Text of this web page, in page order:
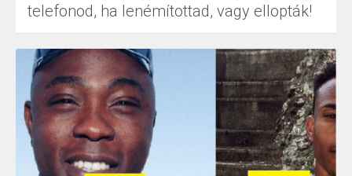
telefonod, ha lenémítottad, vagy ellopták!